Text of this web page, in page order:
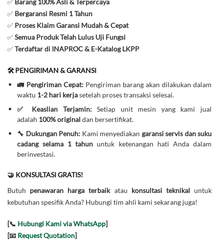
✅ Barang 100% Asli & Terpercaya
✅ Bergaransi Resmi 1 Tahun
✅ Proses Klaim Garansi Mudah & Cepat
✅Semua Produk Telah Lulus Uji Fungsi
✅Terdaftar di INAPROC & E-Katalog LKPP
🛠️ PENGIRIMAN & GARANSI
🚛 Pengiriman Cepat:Pengiriman barang akan dilakukan dalam
waktu 1-2 hari kerjasetelah proses transaksi selesai.
✅ Keaslian Terjamin:Setiap unit mesin yang kami jual
adalah 100% original dan bersertifikat.
🔧 Dukungan Penuh: Kami menyediakan garansi servis dan suku
cadang selama 1 tahun untuk ketenangan hati Anda dalam
berinvestasi.
🤝 KONSULTASI GRATIS!
Butuh penawaran harga terbaikatau konsultasi teknikal untuk
kebutuhan spesifik Anda? Hubungi tim ahli kami sekarang juga!
[📞 Hubungi Kami via WhatsApp]
[📧 Request Quotation]